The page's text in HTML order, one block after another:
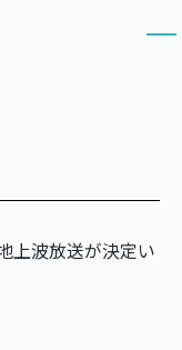
上波放送が決定い